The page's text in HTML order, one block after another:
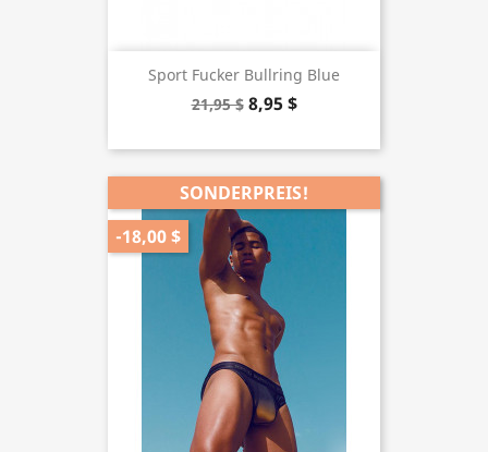
Sport Fucker Bullring Blue
21,95 $ 8,95 $
SONDERPREIS!
-18,00 $